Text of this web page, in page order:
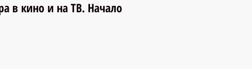
в кино и на ТВ. Начало